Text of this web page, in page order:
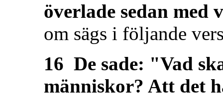
överlade sedan med
om sägs i följande
16 De sade: "Vad
människor? Att det